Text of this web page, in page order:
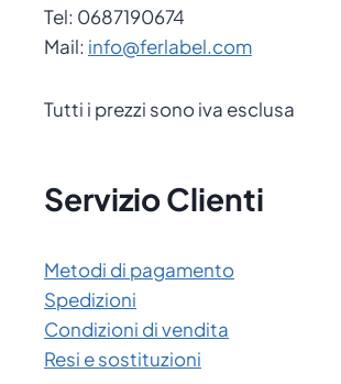
Tel: 0687190674
Mail: info@ferlabel.com
Tutti i prezzi sono iva esclusa
Servizio Clienti
Metodi di pagamento
Spedizioni
Condizioni di vendita
Resi e sostituzioni